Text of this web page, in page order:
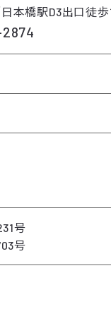
本橋駅D3出口徒歩
号
号